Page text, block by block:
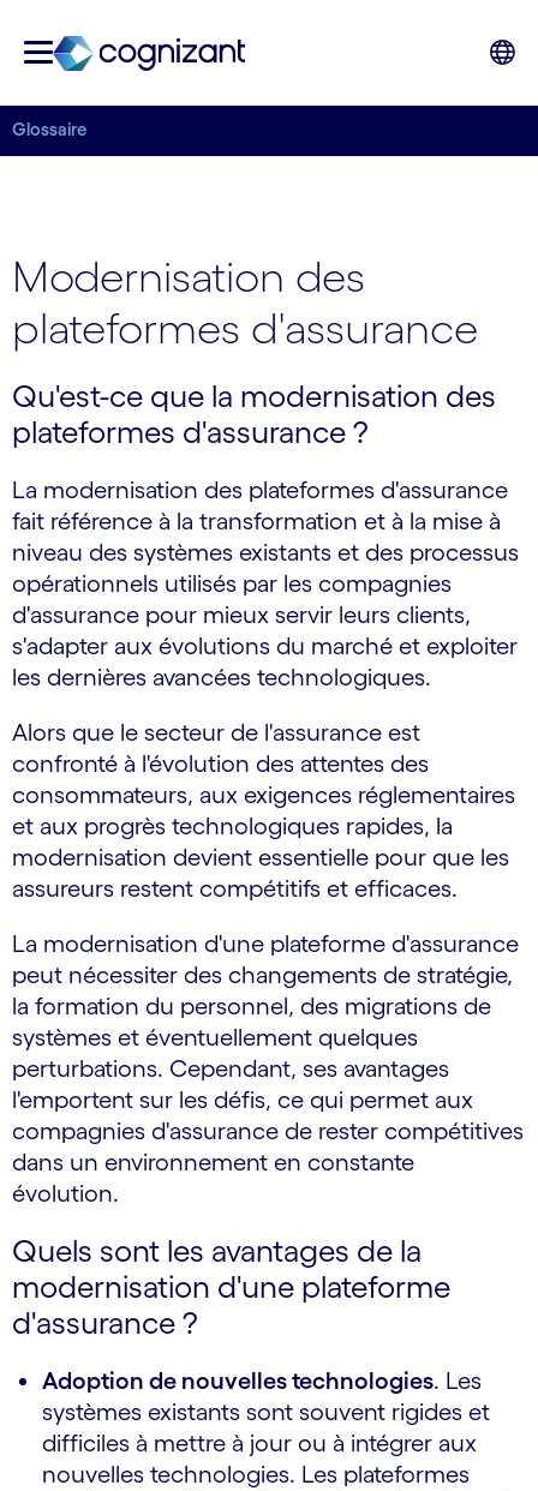
Glossaire
Modernisation des
plateformes d'assurance
Qu'est-ce que la modernisation des
plateformes d'assurance ?
La modernisation des plateformes d'assurance
fait référence à la transformation et à la mise à
niveau des systèmes existants et des processus
opérationnels utilisés par les compagnies
d'assurance pour mieux servir leurs clients,
s'adapter aux évolutions du marché et exploiter
les dernières avancées technologiques.
Alors que le secteur de l'assurance est
confronté à l'évolution des attentes des
consommateurs, aux exigences réglementaires
et aux progrès technologiques rapides, la
modernisation devient essentielle pour que les
assureurs restent compétitifs et efficaces.
La modernisation d'une plateforme d'assurance
peut nécessiter des changements de stratégie,
la formation du personnel, des migrations de
systèmes et éventuellement quelques
perturbations. Cependant, ses avantages
l'emportent sur les défis, ce qui permet aux
compagnies d'assurance de rester compétitives
dans un environnement en constante
évolution.
Quels sont les avantages de la
modernisation d'une plateforme
d'assurance ?
Adoption de nouvelles technologies. Les
systèmes existants sont souvent rigides et
difficiles à mettre à jour ou à intégrer aux
nouvelles technologies. Les plateformes